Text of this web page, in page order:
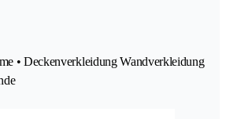
• Deckenverkleidung Wandverkleidung